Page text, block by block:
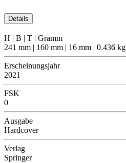
Details
H | B | T | Gramm
241 mm | 160 mm | 16 mm | 0.436 kg
Erscheinungsjahr
2021
FSK
0
Ausgabe
Hardcover
Verlag
Springer